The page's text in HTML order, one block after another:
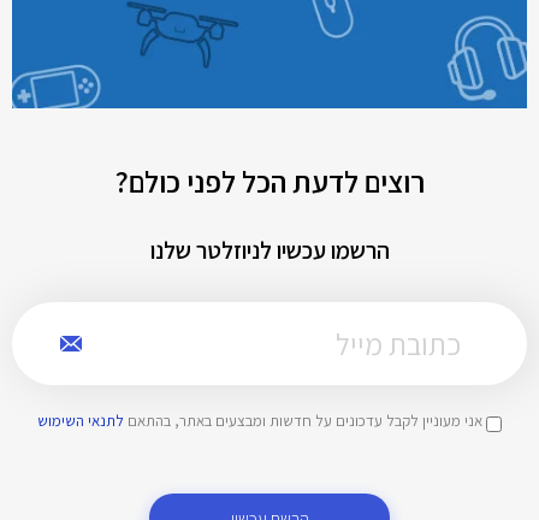
רוצים לדעת הכל לפני כולם?
הרשמו עכשיו לניוזלטר שלנו
אני מעוניין לקבל עדכונים על חדשות ומבצעים באתר, בהתאם לתנאי השימוש